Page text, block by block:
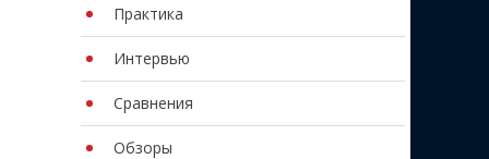
Практика
Интервью
Сравнения
Обзоры